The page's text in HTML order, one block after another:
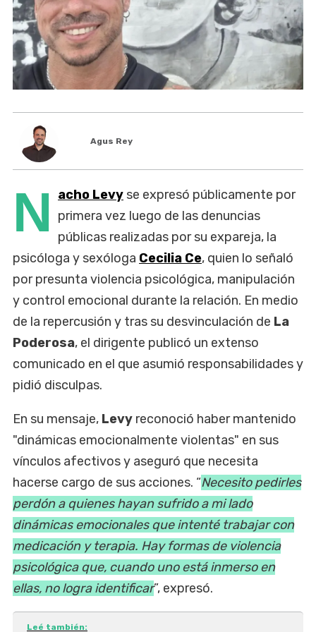
Agus Rey
N acho Levy se expresó públicamente por
primera vez luego de las denuncias
públicas realizadas por su expareja, la
psicóloga y sexóloga Cecilia Ce, quien lo señaló
por presunta violencia psicológica, manipulación
y control emocional durante la relación. En medio
de la repercusión y tras su desvinculación de La
Poderosa, el dirigente publicó un extenso
comunicado en el que asumió responsabilidades y
pidió disculpas.
En su mensaje, Levy reconoció haber mantenido
"dinámicas emocionalmente violentas" en sus
vínculos afectivos y aseguró que necesita
hacerse cargo de sus acciones. “Necesito pedirles
perdón a quienes hayan sufrido a mi lado
dinámicas emocionales que intenté trabajar con
medicación y terapia. Hay formas de violencia
psicológica que, cuando uno está inmerso en
ellas, no logra identificar”, expresó.
Leé también: